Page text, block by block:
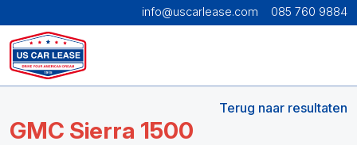
info@uscarlease.com 085 760 9884
Terug naar resultaten
GMC Sierra 1500